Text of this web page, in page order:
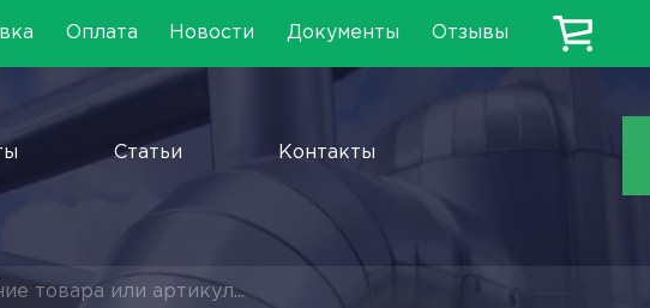
Оплата Новости Документы Отзывы
Статьи Контакты